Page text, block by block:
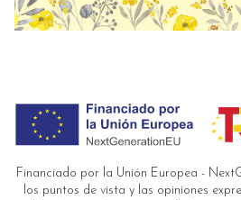
Financiado por la Unión Europea -
los puntos de vista y las opiniones